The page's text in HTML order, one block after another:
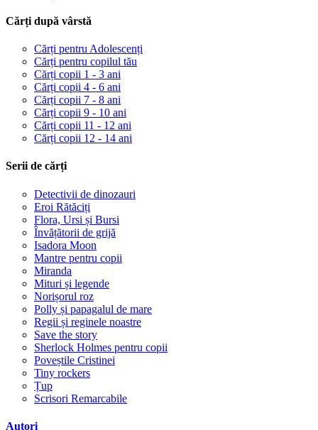
Cărți după vârstă
Cărți pentru Adolescenți
Cărți pentru copilul tău
Cărți copii 1 - 3 ani
Cărți copii 4 - 6 ani
Cărți copii 7 - 8 ani
Cărți copii 9 - 10 ani
Cărți copii 11 - 12 ani
Cărți copii 12 - 14 ani
Serii de cărți
Detectivii de dinozauri
Eroi Rătăciți
Flora, Ursi și Bursi
Învățătorii de grijă
Isadora Moon
Mantre pentru copii
Miranda
Mituri și legende
Norișorul roz
Polly și papagalul de mare
Regii și reginele noastre
Save the story
Sherlock Holmes pentru copii
Poveștile Cristinei
Tiny rockers
Țup
Scrisori Remarcabile
Autori